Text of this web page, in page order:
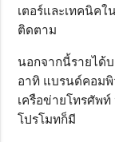
เตอร์และเทคนิคใ
ติดตาม
นอกจากนี้รายได้
อาทิ แบรนด์คอมพิ
เครือข่ายโทรศัพท์
โปรโมทก็มี